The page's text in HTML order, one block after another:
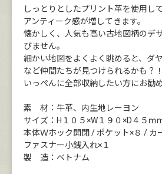
しっとりとしたプリント革を使用し
アンティーク感が増してきます。
懐かしく、人気も高い古地図柄のデ
びません。
細かい地図をよくよく眺めると、ダ
など仲間たちが見つけられるかも？！
いっぺんに全部収納したい方にお勧
素 材：牛革、内生地レーヨン
サイズ：H１０５×W１９０×D４５ｍ
本体Ｗホック開閉 / ポケット×８ / カ
ファスナー小銭入れ×１
製 造：ベトナム